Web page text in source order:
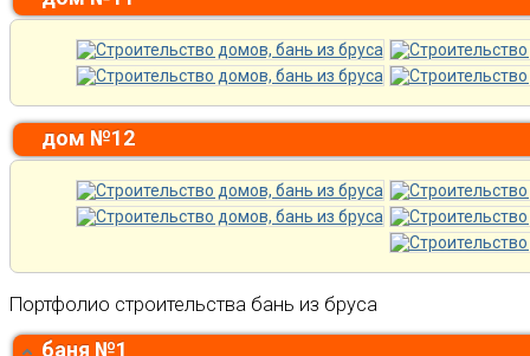
дом №12
Портфолио строительства бань из бруса
баня №1